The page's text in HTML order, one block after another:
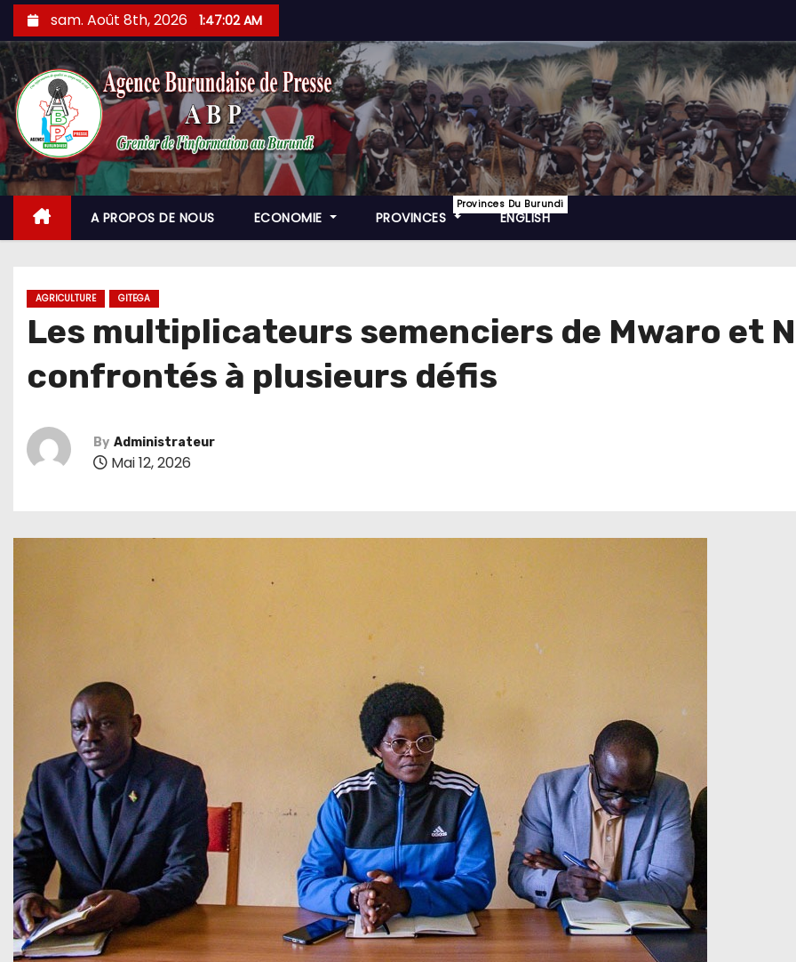
Skip
to
content
sam. Août 8th, 2026 1:47:04 AM
A PROPOS DE NOUS ECONOMIE PROVINCES
Provinces Du Burundi
ENGLISH
AGRICULTURE GITEGA
Les multiplicateurs semenciers de Mwaro et
confrontés à plusieurs défis
By Administrateur
Mai 12, 2026